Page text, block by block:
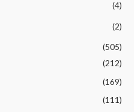
(4)
(2)
(505)
(212)
(169)
(111)